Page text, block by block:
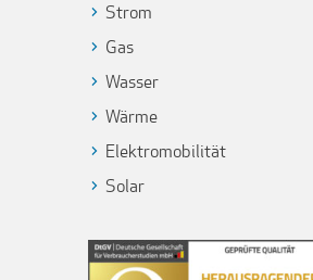
Strom
Gas
Wasser
Wärme
Elektromobilität
Solar